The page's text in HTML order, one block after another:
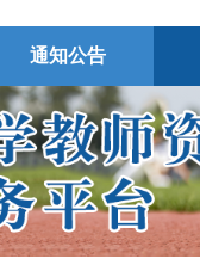
通知公告